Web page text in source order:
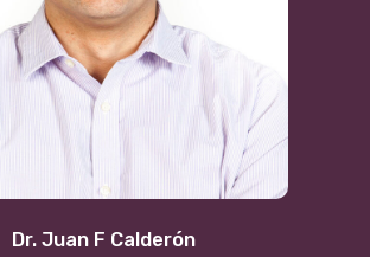
Dr. Juan F Calderón